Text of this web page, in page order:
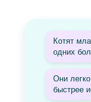
Котят
одних
Они
быстрее